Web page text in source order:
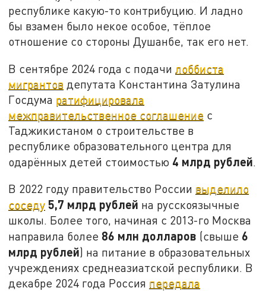
республике какую-то контрибуцию. И ладно
бы взамен было некое особое, тёплое
отношение со стороны Душанбе, так его нет.
В сентябре 2024 года с подачи лоббиста
мигрантов депутата Константина Затулина
Госдума ратифицировала
межправительственное соглашение с
Таджикистаном о строительстве в
республике образовательного центра для
одарённых детей стоимостью 4 млрд рублей
В 2022 году правительство России выделило
соседу 5,7 млрд рублей на русскоязычные
школы. Более того, начиная с 2013-го Москва
направила более 86 млн долларов (свыше 6
млрд рублей) на питание в образовательных
учреждениях среднеазиатской республики. В
декабре 2024 года Россия передала